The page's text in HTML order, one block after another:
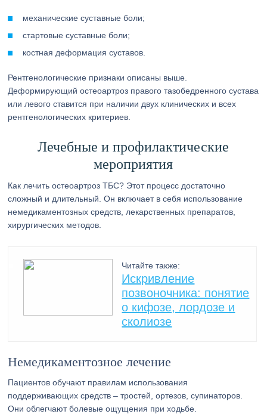
механические суставные боли;
стартовые суставные боли;
костная деформация суставов.
Рентгенологические признаки описаны выше.
Деформирующий остеоартроз правого тазобедренного сустава
или левого ставится при наличии двух клинических и всех
рентгенологических критериев.
Лечебные и профилактические
мероприятия
Как лечить остеоартроз ТБС? Этот процесс достаточно
сложный и длительный. Он включает в себя использование
немедикаментозных средств, лекарственных препаратов,
хирургических методов.
Читайте также:
Искривление
позвоночника: понятие
о кифозе, лордозе и
сколиозе
Немедикаментозное лечение
Пациентов обучают правилам использования
поддерживающих средств – тростей, ортезов, супинаторов.
Они облегчают болевые ощущения при ходьбе.